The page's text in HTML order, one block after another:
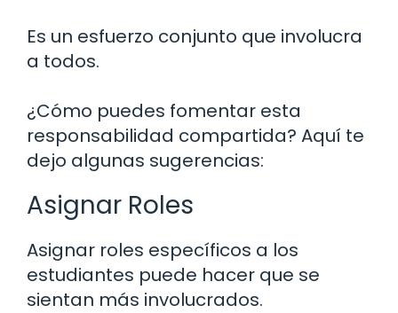
Es un esfuerzo conjunto que involucra
a todos.
¿Cómo puedes fomentar esta
responsabilidad compartida? Aquí te
dejo algunas sugerencias:
Asignar Roles
Asignar roles específicos a los
estudiantes puede hacer que se
sientan más involucrados.